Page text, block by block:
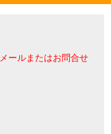
ールまたはお問合せ